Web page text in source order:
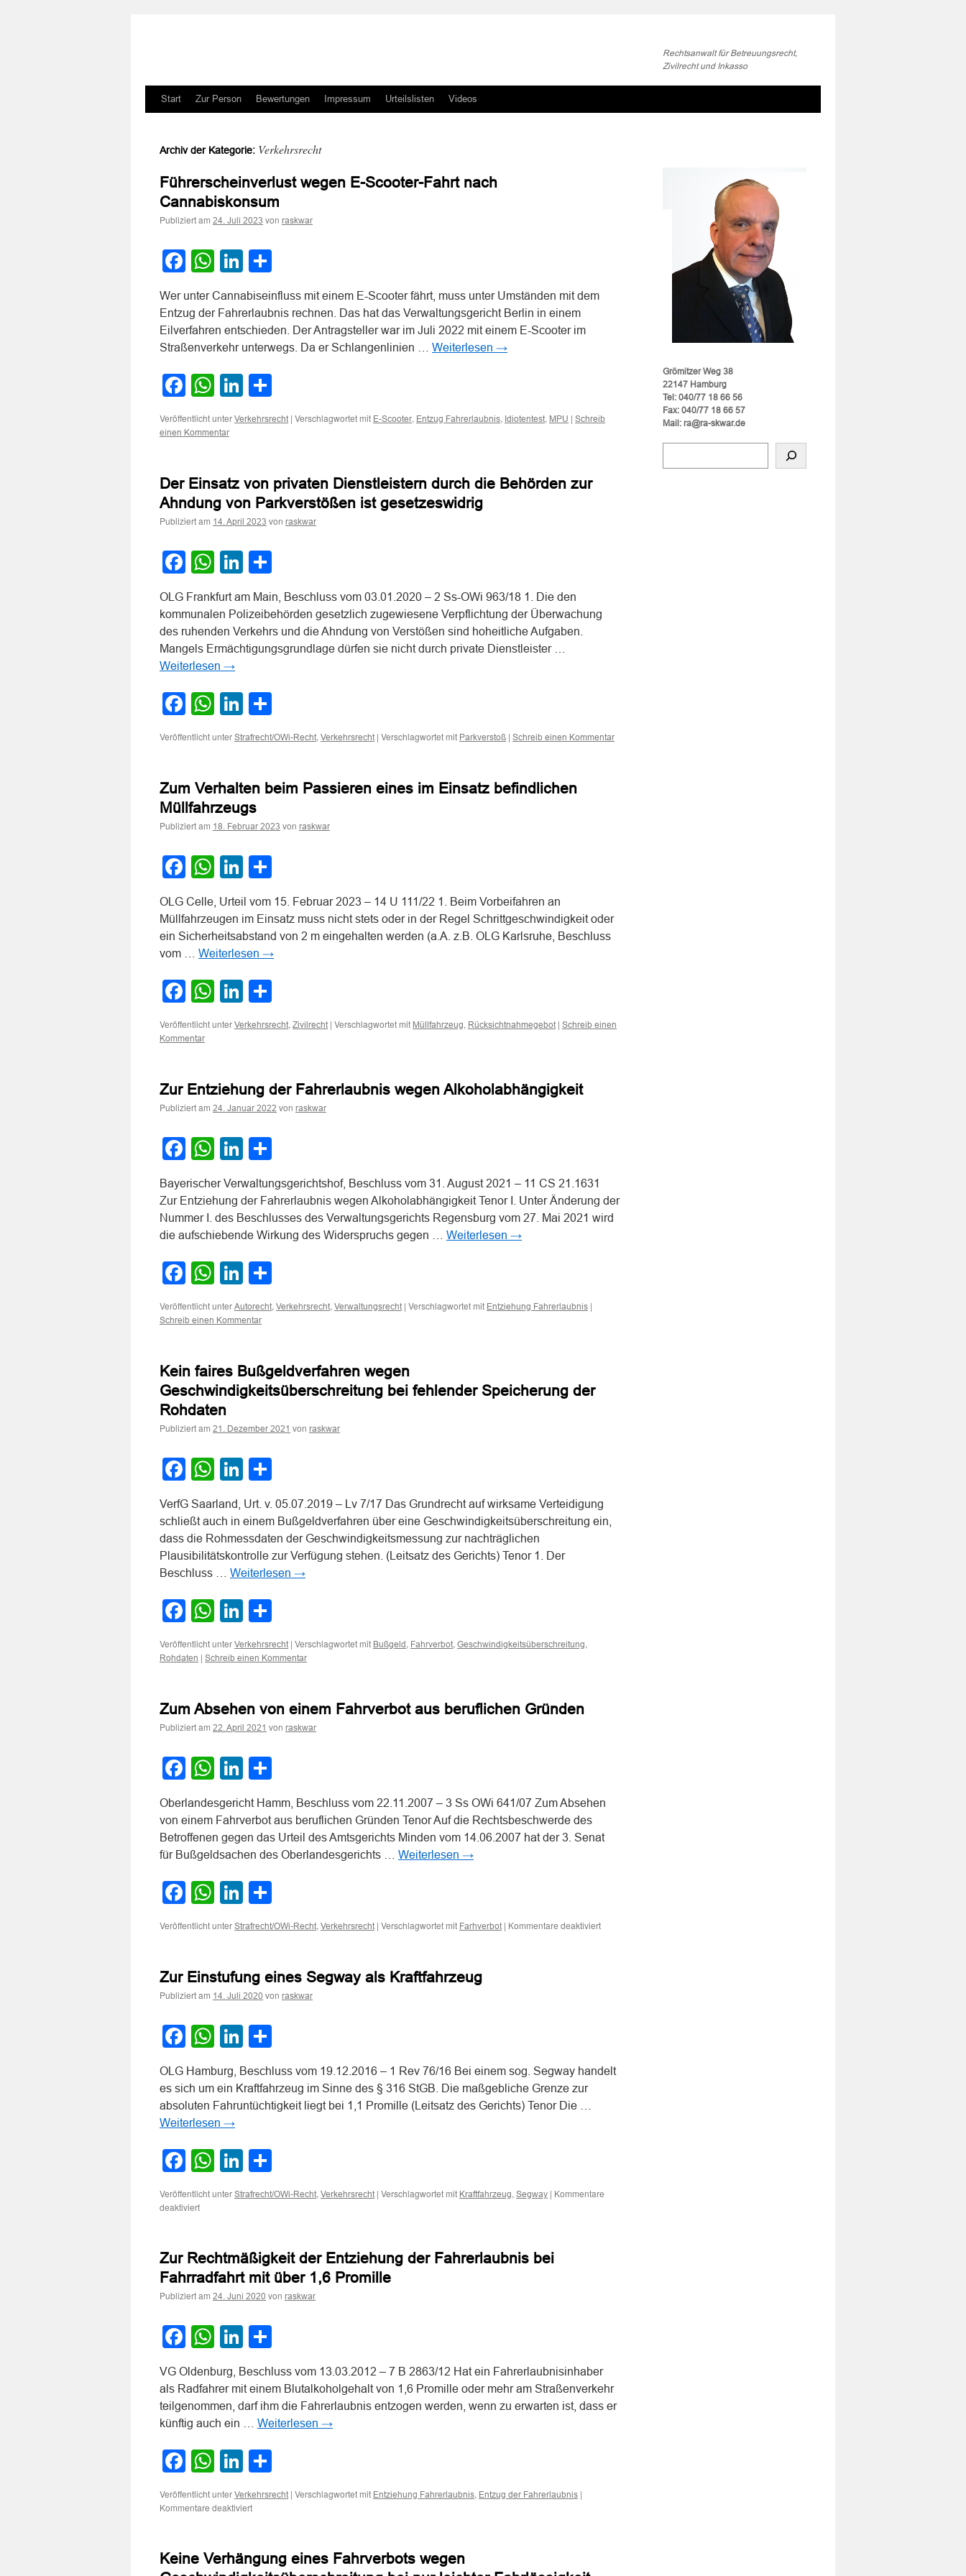
Rechtsanwalt für Betreuungsrecht,
Zivilrecht und Inkasso
Zum
springen
Start Zur Person Bewertungen Impressum Urteilslisten Videos
Archiv der Kategorie: Verkehrsrecht
Führerscheinverlust wegen E-Scooter-Fahrt nach
Cannabiskonsum
Publiziert am 24. Juli 2023 von raskwar
Facebook
WhatsApp
LinkedIn
Wer unter Cannabiseinfluss mit einem E-Scooter fährt, muss unter Umständen mit dem
Entzug der Fahrerlaubnis rechnen. Das hat das Verwaltungsgericht Berlin in einem
Eilverfahren entschieden. Der Antragsteller war im Juli 2022 mit einem E-Scooter im
Straßenverkehr unterwegs. Da er Schlangenlinien … Weiterlesen →
Facebook
WhatsApp
LinkedIn
Veröffentlicht unter Verkehrsrecht | Verschlagwortet mit E-Scooter, Entzug Fahrerlaubnis, Idiotentest, MPU | Schreib
einen Kommentar
Der Einsatz von privaten Dienstleistern durch die Behörden zur
Ahndung von Parkverstößen ist gesetzeswidrig
Publiziert am 14. April 2023 von raskwar
Facebook
WhatsApp
LinkedIn
OLG Frankfurt am Main, Beschluss vom 03.01.2020 – 2 Ss-OWi 963/18 1. Die den
kommunalen Polizeibehörden gesetzlich zugewiesene Verpflichtung der Überwachung
des ruhenden Verkehrs und die Ahndung von Verstößen sind hoheitliche Aufgaben.
Mangels Ermächtigungsgrundlage dürfen sie nicht durch private Dienstleister …
Weiterlesen →
Facebook
WhatsApp
LinkedIn
Veröffentlicht unter Strafrecht/OWi-Recht, Verkehrsrecht | Verschlagwortet mit Parkverstoß | Schreib einen Kommentar
Zum Verhalten beim Passieren eines im Einsatz befindlichen
Müllfahrzeugs
Publiziert am 18. Februar 2023 von raskwar
Facebook
WhatsApp
LinkedIn
OLG Celle, Urteil vom 15. Februar 2023 – 14 U 111/22 1. Beim Vorbeifahren an
Müllfahrzeugen im Einsatz muss nicht stets oder in der Regel Schrittgeschwindigkeit oder
ein Sicherheitsabstand von 2 m eingehalten werden (a.A. z.B. OLG Karlsruhe, Beschluss
vom … Weiterlesen →
Facebook
WhatsApp
LinkedIn
Veröffentlicht unter Verkehrsrecht, Zivilrecht | Verschlagwortet mit Müllfahrzeug, Rücksichtnahmegebot | Schreib einen
Kommentar
Zur Entziehung der Fahrerlaubnis wegen Alkoholabhängigkeit
Publiziert am 24. Januar 2022 von raskwar
Facebook
WhatsApp
LinkedIn
Bayerischer Verwaltungsgerichtshof, Beschluss vom 31. August 2021 – 11 CS 21.1631
Zur Entziehung der Fahrerlaubnis wegen Alkoholabhängigkeit Tenor I. Unter Änderung der
Nummer I. des Beschlusses des Verwaltungsgerichts Regensburg vom 27. Mai 2021 wird
die aufschiebende Wirkung des Widerspruchs gegen … Weiterlesen →
Facebook
WhatsApp
LinkedIn
Veröffentlicht unter Autorecht, Verkehrsrecht, Verwaltungsrecht | Verschlagwortet mit Entziehung Fahrerlaubnis |
Schreib einen Kommentar
Kein faires Bußgeldverfahren wegen
Geschwindigkeitsüberschreitung bei fehlender Speicherung der
Rohdaten
Publiziert am 21. Dezember 2021 von raskwar
Facebook
WhatsApp
LinkedIn
VerfG Saarland, Urt. v. 05.07.2019 – Lv 7/17 Das Grundrecht auf wirksame Verteidigung
schließt auch in einem Bußgeldverfahren über eine Geschwindigkeitsüberschreitung ein,
dass die Rohmessdaten der Geschwindigkeitsmessung zur nachträglichen
Plausibilitätskontrolle zur Verfügung stehen. (Leitsatz des Gerichts) Tenor 1. Der
Beschluss … Weiterlesen →
Facebook
WhatsApp
LinkedIn
Veröffentlicht unter Verkehrsrecht | Verschlagwortet mit Bußgeld , Fahrverbot, Geschwindigkeitsüberschreitung,
Rohdaten | Schreib einen Kommentar
Zum Absehen von einem Fahrverbot aus beruflichen Gründen
Publiziert am 22. April 2021 von raskwar
Facebook
WhatsApp
LinkedIn
Oberlandesgericht Hamm, Beschluss vom 22.11.2007 – 3 Ss OWi 641/07 Zum Absehen
von einem Fahrverbot aus beruflichen Gründen Tenor Auf die Rechtsbeschwerde des
Betroffenen gegen das Urteil des Amtsgerichts Minden vom 14.06.2007 hat der 3. Senat
für Bußgeldsachen des Oberlandesgerichts … Weiterlesen →
Facebook
WhatsApp
LinkedIn
Veröffentlicht unter Strafrecht/OWi-Recht, Verkehrsrecht | Verschlagwortet mit Farhverbot | Kommentare deaktiviertfür
Zur Einstufung eines Segway als Kraftfahrzeug
Publiziert am 14. Juli 2020 von raskwar
Facebook
WhatsApp
LinkedIn
OLG Hamburg, Beschluss vom 19.12.2016 – 1 Rev 76/16 Bei einem sog. Segway handelt
es sich um ein Kraftfahrzeug im Sinne des § 316 StGB. Die maßgebliche Grenze zur
absoluten Fahruntüchtigkeit liegt bei 1,1 Promille (Leitsatz des Gerichts) Tenor Die …
Weiterlesen →
Facebook
WhatsApp
LinkedIn
Veröffentlicht unter Strafrecht/OWi-Recht, Verkehrsrecht | Verschlagwortet mit Kraftfahrzeug, Segway | Kommentare
deaktiviertfür
Segway
Kraftfahrzeug
Zur Rechtmäßigkeit der Entziehung der Fahrerlaubnis bei
Fahrradfahrt mit über 1,6 Promille
Publiziert am 24. Juni 2020 von raskwar
Facebook
WhatsApp
LinkedIn
VG Oldenburg, Beschluss vom 13.03.2012 – 7 B 2863/12 Hat ein Fahrerlaubnisinhaber
als Radfahrer mit einem Blutalkoholgehalt von 1,6 Promille oder mehr am Straßenverkehr
teilgenommen, darf ihm die Fahrerlaubnis entzogen werden, wenn zu erwarten ist, dass er
künftig auch ein … Weiterlesen →
Facebook
WhatsApp
LinkedIn
Veröffentlicht unter Verkehrsrecht | Verschlagwortet mit Entziehung Fahrerlaubnis, Entzug der Fahrerlaubnis |
Kommentare deaktiviertfür
Entziehung
Keine Verhängung eines Fahrverbots wegen
Grömitzer Weg 38
22147 Hamburg
Tel: 040/77 18 66 56
Fax: 040/77 18 66 57
Mail: ra@ra-skwar.de